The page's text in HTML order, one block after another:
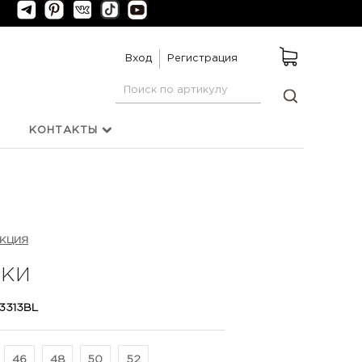
Вход Регистрация
КОНТАКТЫ
46 48 50 52